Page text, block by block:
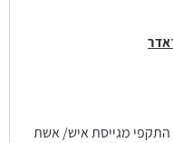
התקפי מגייסת איש/ אשת